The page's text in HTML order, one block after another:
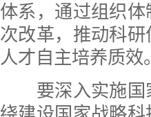
体系，通过组织
次改革，推动科
人才自主培养质效。
要深入实施国